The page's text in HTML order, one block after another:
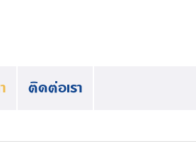
ติดต่อเรา